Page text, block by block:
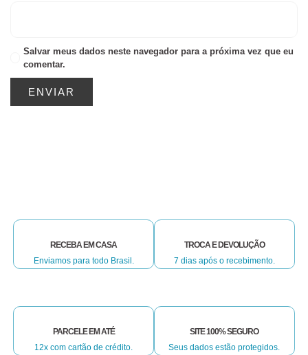
Salvar meus dados neste navegador para a próxima vez que eu
comentar.
RECEBA EM CASA
Enviamos para todo Brasil.
TROCA E DEVOLUÇÃO
7 dias após o recebimento.
PARCELE EM ATÉ
12x com cartão de crédito.
SITE 100% SEGURO
Seus dados estão protegidos.